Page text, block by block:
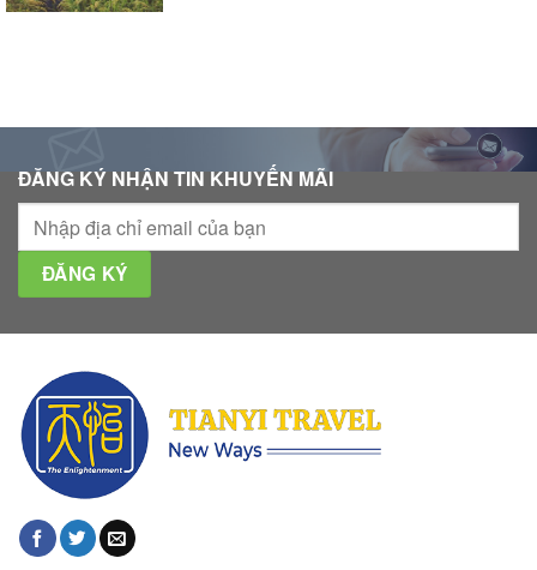
ĐĂNG KÝ NHẬN TIN KHUYẾN MÃI